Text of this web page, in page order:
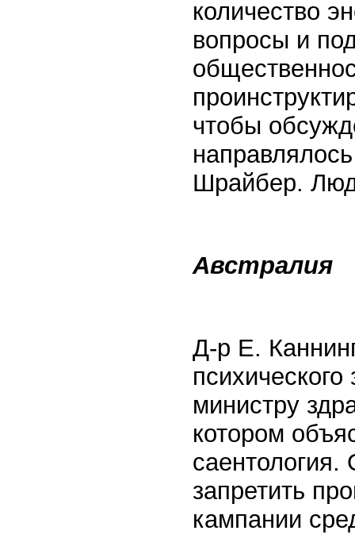
количество
вопросы и
чтобы
Шрайбер.
Австралия
Д-р Е.
министру
котором
саентология.
запретить
кампании